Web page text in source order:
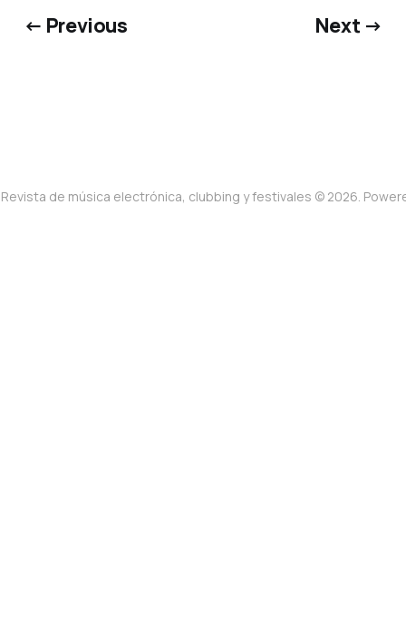
← Previous Next →
de música electrónica, clubbing y festivales © 2026.